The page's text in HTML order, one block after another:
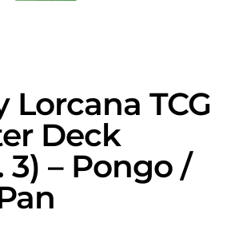
Lorcana TCG
Deck
3) – Pongo /